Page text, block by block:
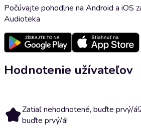
Počúvajte pohodlne na Android a iOS
Audioteka
Hodnotenie užívateľov
Zatiaľ nehodnotené, buďte prvý/á!
buďte prvý/á!